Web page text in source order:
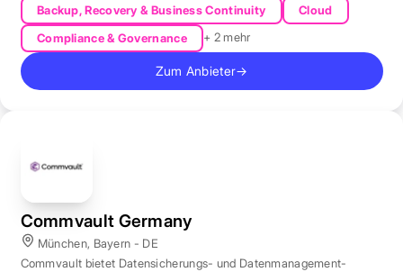
Backup, Recovery & Business Continuity
Cloud
Compliance & Governance
+ 2 mehr
Zum Anbieter→
Commvault Germany
München, Bayern - DE
Commvault bietet Datensicherungs- und Datenmanagement-